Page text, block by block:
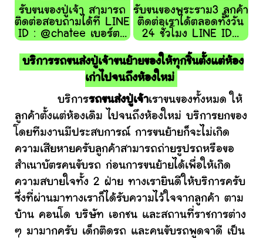
รับขนของปู่เจ้า สามารถ
ติดต่อสอบถามได้ที่ LINE
ID : @chatee เบอร์ต...
รับขนของพระราม3 ลูกค้า
ติดต่อเราได้ตลอดทั้งวัน
24 ชั่วโมง LINE ID...
บริการรถขนส่งปู่เจ้าขนย้ายของให้ทุกชิ้นตั้งแต่ห้อง
เก่าไปจนถึงห้องใหม่
บริการรถขนส่งปู่เจ้าเราขนของทั้งหมด ให้
ลูกค้าตั้งแต่ห้องเดิม ไปจนถึงห้องใหม่ บริการยกของ
โดยทีมงานมีประสบการณ์ การขนย้ายก็จะไม่เกิด
ความเสียหายครับลูกค้าสามารถถ่ายรูปรถหรือขอ
สำเนาบัตรคนขับรถ ก่อนการขนย้ายได้เพื่อให้เกิด
ความสบายใจทั้ง 2 ฝ่าย ทางเรายินดีให้บริการครับ
ซึ่งที่ผ่านมาทางเราก็ได้รับความไว้ใจจากลูกค้า ตาม
บ้าน คอนโด บริษัท เอกชน และสถานที่ราชการต่าง
ๆ มามากครับ เด็กติดรถ และคนขับรถพูดจาดี เป็น